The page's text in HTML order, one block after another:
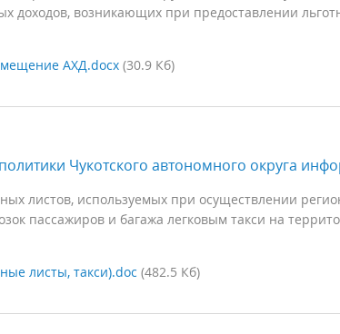
доходов, возникающих при предоставлении
АХД.docx (30.9 Кб)
Чукотского автономного округа
листов, используемых при осуществлении
пассажиров и багажа легковым такси на
листы, такси).doc (482.5 Кб)